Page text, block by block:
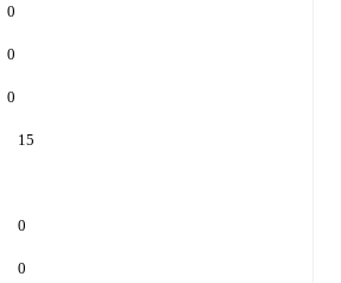
0
0
0
15
0
0